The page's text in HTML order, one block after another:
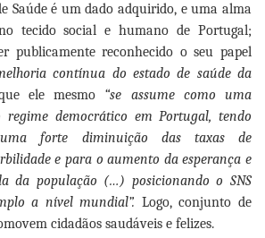
Saúde é um dado adquirido, e uma alma
tecido social e humano de Portugal;
publicamente reconhecido o seu papel
contínua do estado de saúde da
ele mesmo “se assume como uma
democrático em Portugal, tendo
forte diminuição das taxas de
e para o aumento da esperança e
da população (…) posicionando o SNS
a nível mundial”. Logo, conjunto de
cidadãos saudáveis e felizes.